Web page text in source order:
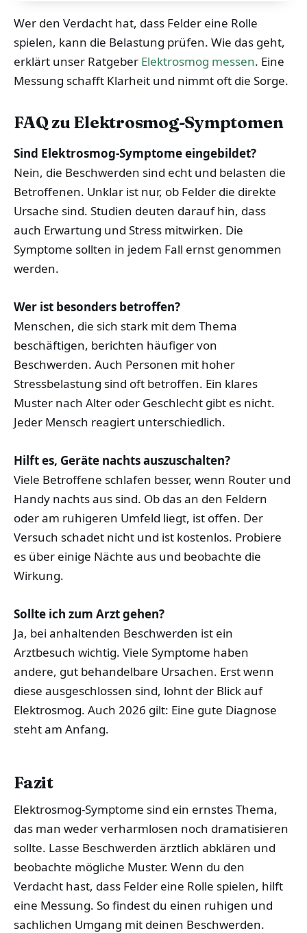
Wer den Verdacht hat, dass Felder eine Rolle
spielen, kann die Belastung prüfen. Wie das geht,
erklärt unser Ratgeber Elektrosmog messen. Eine
Messung schafft Klarheit und nimmt oft die Sorge.
FAQ zu Elektrosmog-Symptomen
Sind Elektrosmog-Symptome eingebildet?
Nein, die Beschwerden sind echt und belasten die
Betroffenen. Unklar ist nur, ob Felder die direkte
Ursache sind. Studien deuten darauf hin, dass
auch Erwartung und Stress mitwirken. Die
Symptome sollten in jedem Fall ernst genommen
werden.
Wer ist besonders betroffen?
Menschen, die sich stark mit dem Thema
beschäftigen, berichten häufiger von
Beschwerden. Auch Personen mit hoher
Stressbelastung sind oft betroffen. Ein klares
Muster nach Alter oder Geschlecht gibt es nicht.
Jeder Mensch reagiert unterschiedlich.
Hilft es, Geräte nachts auszuschalten?
Viele Betroffene schlafen besser, wenn Router und
Handy nachts aus sind. Ob das an den Feldern
oder am ruhigeren Umfeld liegt, ist offen. Der
Versuch schadet nicht und ist kostenlos. Probiere
es über einige Nächte aus und beobachte die
Wirkung.
Sollte ich zum Arzt gehen?
Ja, bei anhaltenden Beschwerden ist ein
Arztbesuch wichtig. Viele Symptome haben
andere, gut behandelbare Ursachen. Erst wenn
diese ausgeschlossen sind, lohnt der Blick auf
Elektrosmog. Auch 2026 gilt: Eine gute Diagnose
steht am Anfang.
Fazit
Elektrosmog-Symptome sind ein ernstes Thema,
das man weder verharmlosen noch dramatisieren
sollte. Lasse Beschwerden ärztlich abklären und
beobachte mögliche Muster. Wenn du den
Verdacht hast, dass Felder eine Rolle spielen, hilft
eine Messung. So findest du einen ruhigen und
sachlichen Umgang mit deinen Beschwerden.